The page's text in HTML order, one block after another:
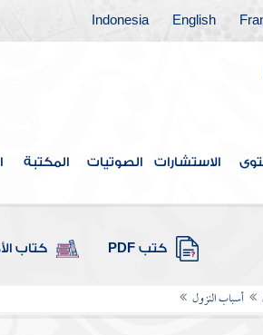
English
Indonesia
الاستشارات الصوتيات المكتبة
كتب PDF كتاب
أسباب النزول